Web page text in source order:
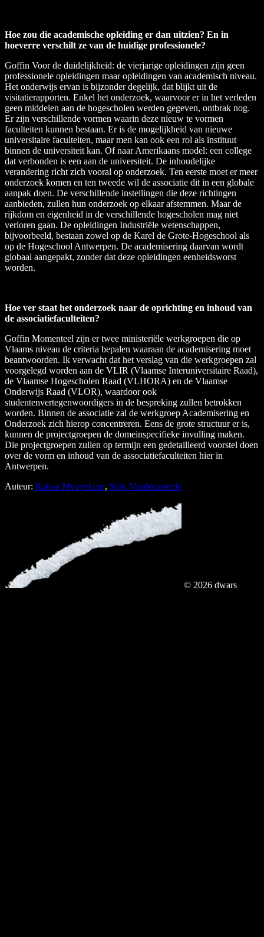
Hoe zou die academische opleiding er dan uitzien? En in
hoeverre verschilt ze van de huidige professionele?
Goffin Voor de duidelijkheid: de vierjarige opleidingen zijn geen
professionele opleidingen maar opleidingen van academisch niveau.
Het onderwijs ervan is bijzonder degelijk, dat blijkt uit de
visitatierapporten. Enkel het onderzoek, waarvoor er in het verleden
geen middelen aan de hogescholen werden gegeven, ontbrak nog.
Er zijn verschillende vormen waarin deze nieuw te vormen
faculteiten kunnen bestaan. Er is de mogelijkheid van nieuwe
universitaire faculteiten, maar men kan ook een rol als instituut
binnen de universiteit kan. Of naar Amerikaans model: een college
dat verbonden is een aan de universiteit. De inhoudelijke
verandering richt zich vooral op onderzoek. Ten eerste moet er meer
onderzoek komen en ten tweede wil de associatie dit in een globale
aanpak doen. De verschillende instellingen die deze richtingen
aanbieden, zullen hun onderzoek op elkaar afstemmen. Maar de
rijkdom en eigenheid in de verschillende hogescholen mag niet
verloren gaan. De opleidingen Industriële wetenschappen,
bijvoorbeeld, bestaan zowel op de Karel de Grote-Hogeschool als
op de Hogeschool Antwerpen. De academisering daarvan wordt
globaal aangepakt, zonder dat deze opleidingen eenheidsworst
worden.
Hoe ver staat het onderzoek naar de oprichting en inhoud van
de associatiefaculteiten?
Goffin Momenteel zijn er twee ministeriële werkgroepen die op
Vlaams niveau de criteria bepalen waaraan de academisering moet
beantwoorden. Ik verwacht dat het verslag van die werkgroepen zal
voorgelegd worden aan de VLIR (Vlaamse Interuniversitaire Raad),
de Vlaamse Hogescholen Raad (VLHORA) en de Vlaamse
Onderwijs Raad (VLOR), waardoor ook
studentenvertegenwoordigers in de bespreking zullen betrokken
worden. Binnen de associatie zal de werkgroep Academisering en
Onderzoek zich hierop concentreren. Eens de grote structuur er is,
kunnen de projectgroepen de domeinspecifieke invulling maken.
Die projectgroepen zullen op termijn een gedetailleerd voorstel doen
over de vorm en inhoud van de associatiefaculteiten hier in
Antwerpen.
Auteur: Raïssa Mvuyekure, Stijn Vandecasteele
© 2026 dwars